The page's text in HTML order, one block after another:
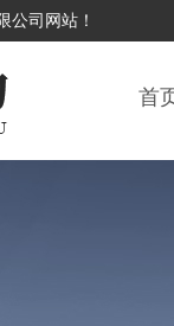
公司网站！
首